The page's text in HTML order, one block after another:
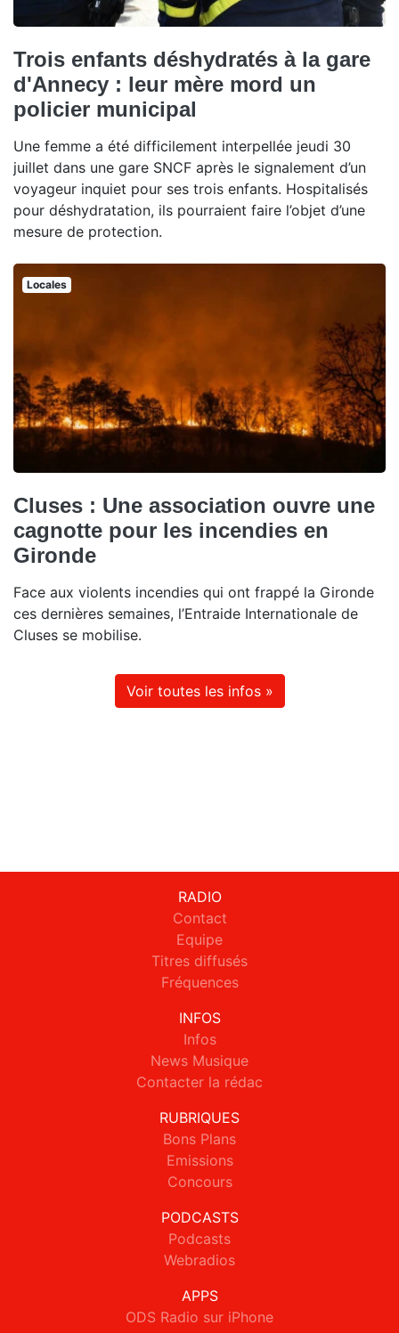
Trois enfants déshydratés à la gare
d'Annecy : leur mère mord un
policier municipal
Une femme a été difficilement interpellée jeudi 30
juillet dans une gare SNCF après le signalement d’un
voyageur inquiet pour ses trois enfants. Hospitalisés
pour déshydratation, ils pourraient faire l’objet d’une
mesure de protection.
Locales
Cluses : Une association ouvre une
cagnotte pour les incendies en
Gironde
Face aux violents incendies qui ont frappé la Gironde
ces dernières semaines, l’Entraide Internationale de
Cluses se mobilise.
Voir toutes les infos »
RADIO
Contact
Equipe
Titres diffusés
Fréquences
INFOS
Infos
News Musique
Contacter la rédac
RUBRIQUES
Bons Plans
Emissions
Concours
PODCASTS
Podcasts
Webradios
APPS
ODS Radio sur iPhone